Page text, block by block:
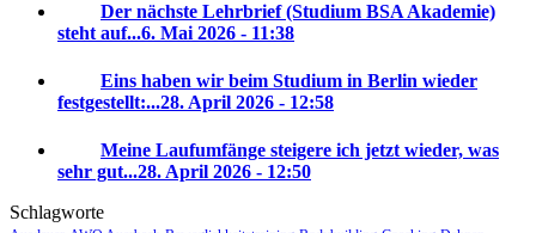
Der nächste Lehrbrief (Studium BSA Akademie)
steht auf...6. Mai 2026 - 11:38
Eins haben wir beim Studium in Berlin wieder
festgestellt:...28. April 2026 - 12:58
Meine Laufumfänge steigere ich jetzt wieder, was
sehr gut...28. April 2026 - 12:50
Schlagworte